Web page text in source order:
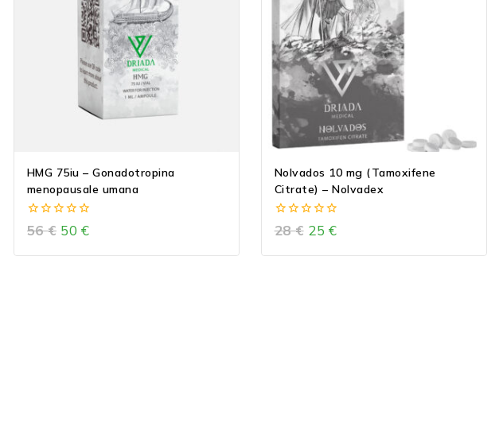
HMG 75iu – Gonadotropina
menopausale umana
0
out
56€ 50 €
Nolvados 10 mg (Tamoxifene
Citrate) – Nolvadex
0
out
28€ 25 €